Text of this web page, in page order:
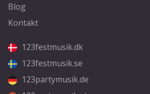
Blog
Kontakt
123festmusik.dk
123festmusik.se
123partymusik.de